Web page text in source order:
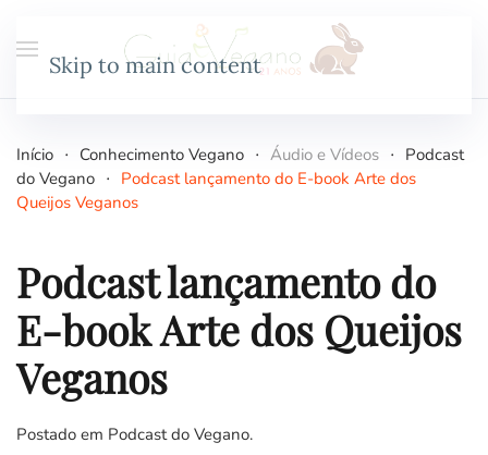
Skip to main content
Início Conhecimento Vegano Áudio e Vídeos
Podcast
do Vegano
Podcast lançamento do E-book Arte dos
Queijos Veganos
Podcast lançamento do
E-book Arte dos Queijos
Veganos
Postado em Podcast do Vegano.